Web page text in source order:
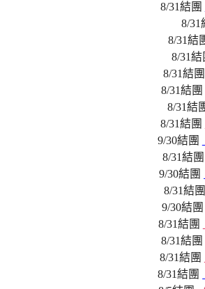
8/31結團
8/31
8/31結
8/31結
8/31結團
8/31結團
8/31結
8/31結團
9/30結團
8/31結團
9/30結團
8/31結團
9/30結團
8/31結團
8/31結團
8/31結團
8/31結團